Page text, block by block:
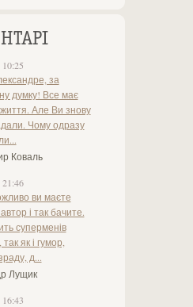
за
думку! Все має
Але Ви знову
Чому одразу
Коваль
21:46
ви маєте
і так бачите.
суперменів
як і гумор,
д...
Лущик